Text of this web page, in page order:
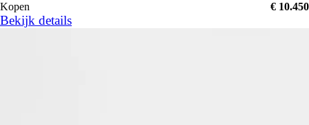
Kopen € 10.450
Bekijk details